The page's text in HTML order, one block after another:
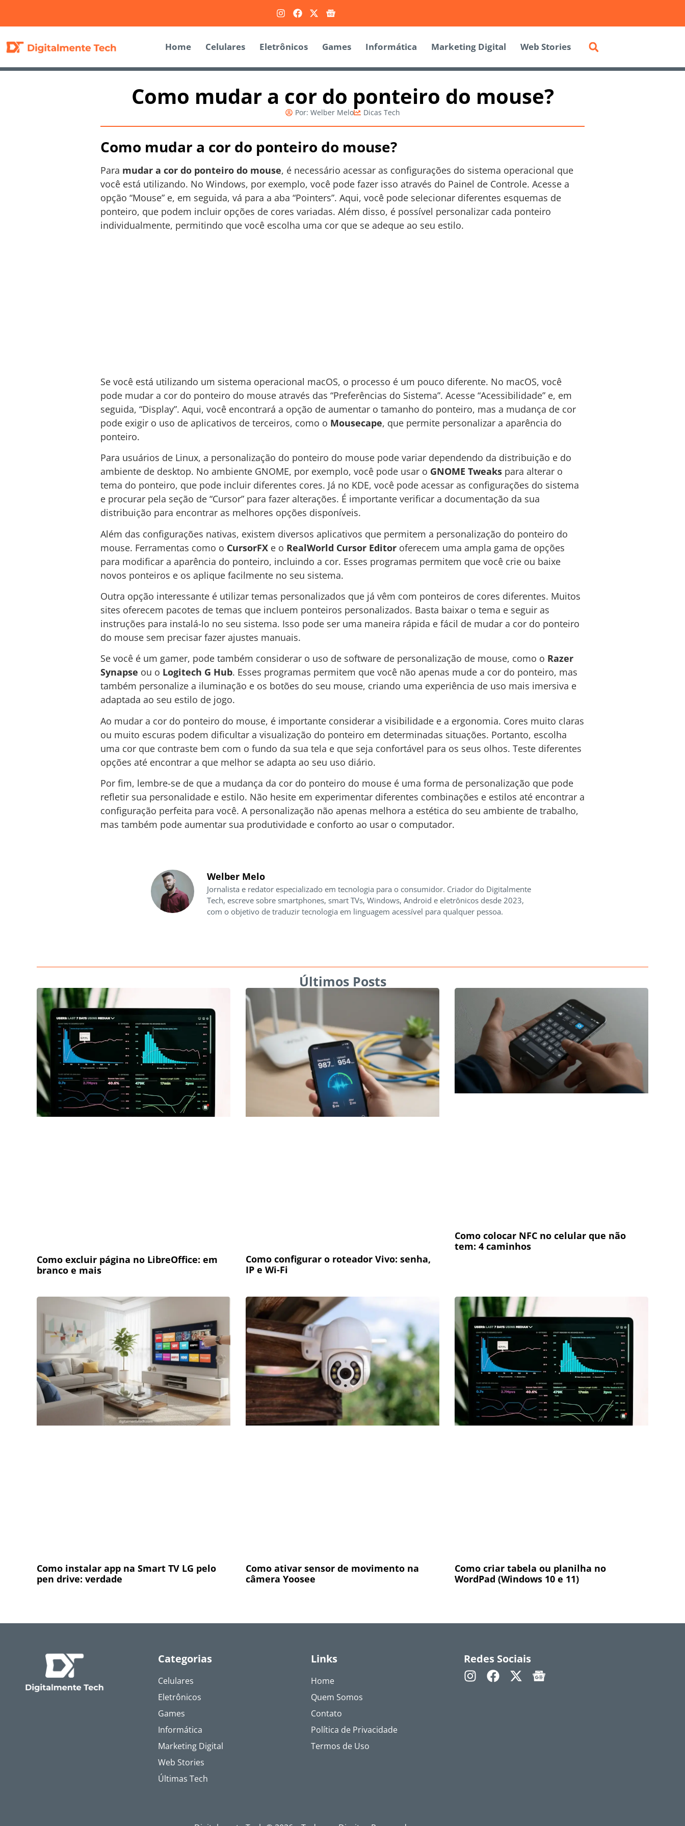
Home Celulares Eletrônicos Games Informática Marketing Digital Web Stories
Como mudar a cor do ponteiro do mouse?
Por: Welber Melo Dicas Tech
Como mudar a cor do ponteiro do mouse?
Para mudar a cor do ponteiro do mouse, é necessário acessar as configurações do sistema operacional que
você está utilizando. No Windows, por exemplo, você pode fazer isso através do Painel de Controle. Acesse a
opção “Mouse” e, em seguida, vá para a aba “Pointers”. Aqui, você pode selecionar diferentes esquemas de
ponteiro, que podem incluir opções de cores variadas. Além disso, é possível personalizar cada ponteiro
individualmente, permitindo que você escolha uma cor que se adeque ao seu estilo.
Se você está utilizando um sistema operacional macOS, o processo é um pouco diferente. No macOS, você
pode mudar a cor do ponteiro do mouse através das “Preferências do Sistema”. Acesse “Acessibilidade” e, em
seguida, “Display”. Aqui, você encontrará a opção de aumentar o tamanho do ponteiro, mas a mudança de cor
pode exigir o uso de aplicativos de terceiros, como o Mousecape, que permite personalizar a aparência do
ponteiro.
Para usuários de Linux, a personalização do ponteiro do mouse pode variar dependendo da distribuição e do
ambiente de desktop. No ambiente GNOME, por exemplo, você pode usar o GNOME Tweaks para alterar o
tema do ponteiro, que pode incluir diferentes cores. Já no KDE, você pode acessar as configurações do sistema
e procurar pela seção de “Cursor” para fazer alterações. É importante verificar a documentação da sua
distribuição para encontrar as melhores opções disponíveis.
Além das configurações nativas, existem diversos aplicativos que permitem a personalização do ponteiro do
mouse. Ferramentas como o CursorFX e o RealWorld Cursor Editor oferecem uma ampla gama de opções
para modificar a aparência do ponteiro, incluindo a cor. Esses programas permitem que você crie ou baixe
novos ponteiros e os aplique facilmente no seu sistema.
Outra opção interessante é utilizar temas personalizados que já vêm com ponteiros de cores diferentes. Muitos
sites oferecem pacotes de temas que incluem ponteiros personalizados. Basta baixar o tema e seguir as
instruções para instalá-lo no seu sistema. Isso pode ser uma maneira rápida e fácil de mudar a cor do ponteiro
do mouse sem precisar fazer ajustes manuais.
Se você é um gamer, pode também considerar o uso de software de personalização de mouse, como o Razer
Synapse ou o Logitech G Hub. Esses programas permitem que você não apenas mude a cor do ponteiro, mas
também personalize a iluminação e os botões do seu mouse, criando uma experiência de uso mais imersiva e
adaptada ao seu estilo de jogo.
Ao mudar a cor do ponteiro do mouse, é importante considerar a visibilidade e a ergonomia. Cores muito claras
ou muito escuras podem dificultar a visualização do ponteiro em determinadas situações. Portanto, escolha
uma cor que contraste bem com o fundo da sua tela e que seja confortável para os seus olhos. Teste diferentes
opções até encontrar a que melhor se adapta ao seu uso diário.
Por fim, lembre-se de que a mudança da cor do ponteiro do mouse é uma forma de personalização que pode
refletir sua personalidade e estilo. Não hesite em experimentar diferentes combinações e estilos até encontrar a
configuração perfeita para você. A personalização não apenas melhora a estética do seu ambiente de trabalho,
mas também pode aumentar sua produtividade e conforto ao usar o computador.
Welber Melo
Jornalista e redator especializado em tecnologia para o consumidor. Criador do Digitalmente
Tech, escreve sobre smartphones, smart TVs, Windows, Android e eletrônicos desde 2023,
com o objetivo de traduzir tecnologia em linguagem acessível para qualquer pessoa.
Últimos Posts
Como excluir página no LibreOffice: em
branco e mais
Como configurar o roteador Vivo: senha,
IP e Wi-Fi
Como colocar NFC no celular que não
tem: 4 caminhos
Como instalar app na Smart TV LG pelo
pen drive: verdade
Como ativar sensor de movimento na
câmera Yoosee
Como criar tabela ou planilha no
WordPad (Windows 10 e 11)
Categorias
Celulares
Eletrônicos
Games
Informática
Marketing Digital
Web Stories
Últimas Tech
Links
Home
Quem Somos
Contato
Política de Privacidade
Termos de Uso
Redes Sociais